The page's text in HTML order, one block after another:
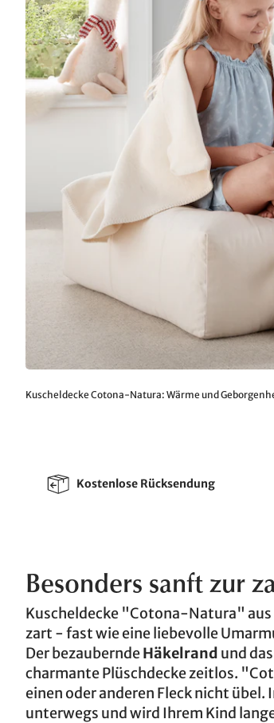
Kuscheldecke Cotona-Natura: Wärme und
Kostenlose Rücksendung
Besonders sanft zur
Kuscheldecke "Cotona-Natura" aus
zart - fast wie eine liebevolle
Der bezauberndeHäkelrand und
charmante Plüschdecke zeitlos.
einen oder anderen Fleck nicht
unterwegs und wird Ihrem Kind